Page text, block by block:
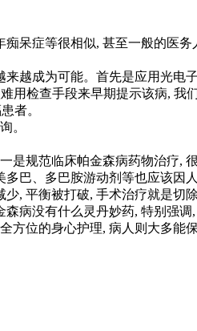
呆症等很相似, 甚至一般的医务
越成为可能。首先是应用光电
用检查手段来早期提示该病, 我
者。
。
规范临床帕金森病药物治疗,
巴、多巴胺游动剂等也应该因
, 平衡被打破, 手术治疗就是切
病没有什么灵丹妙药, 特别强调
位的身心护理, 病人则大多能保